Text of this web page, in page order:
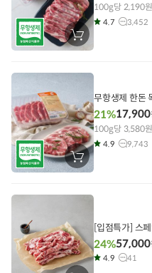
장
바
에
100g당 2,190원
4.7 3,452
장
바
에
무항생제 한돈
21%17,900
100g당 3,580원
4.9 9,743
[입점특가] 스
24%57,000
4.9 41